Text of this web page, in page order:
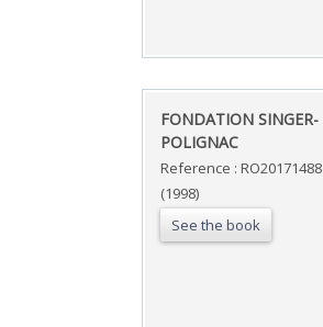
‎FONDATION SINGER-
POLIGNAC‎
Reference : RO20171488
(1998)
See the book